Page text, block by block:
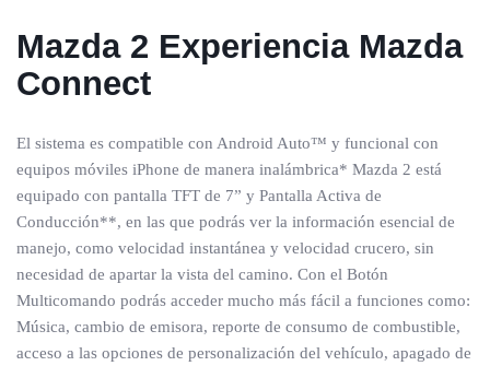
Mazda 2 Experiencia Mazda
Connect
El sistema es compatible con Android Auto™ y funcional con
equipos móviles iPhone de manera inalámbrica* Mazda 2 está
equipado con pantalla TFT de 7” y Pantalla Activa de
Conducción**, en las que podrás ver la información esencial de
manejo, como velocidad instantánea y velocidad crucero, sin
necesidad de apartar la vista del camino. Con el Botón
Multicomando podrás acceder mucho más fácil a funciones como:
Música, cambio de emisora, reporte de consumo de combustible,
acceso a las opciones de personalización del vehículo, apagado de